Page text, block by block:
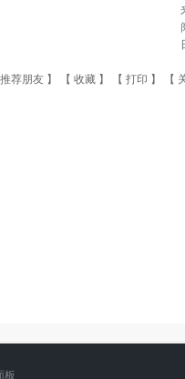
推荐朋友 】 【 收藏 】 【 打印 】 【
板